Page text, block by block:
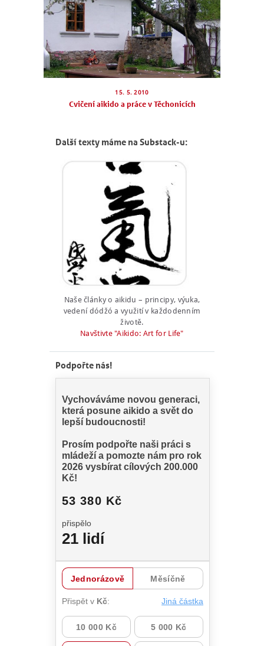
15. 5. 2010
Cvičení aikido a práce v Těchonicích
Další texty máme na Substack-u:
Naše články o aikidu – principy, výuka,
vedení dódžó a využití v každodenním
životě.
Navštivte "Aikido: Art for Life"
Podpořte nás!